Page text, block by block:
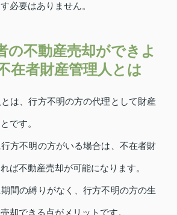
必要はありません。
の不動産売却ができよ
在者財産管理人とは
は、行方不明の方の代理として財産
です。
方不明の方がいる場合は、不在者財
ば不動産売却が可能になります。
間の縛りがなく、行方不明の方の生
却できる点がメリットです。